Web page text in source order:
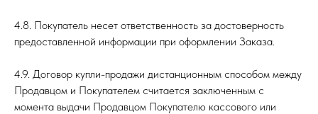
4.8. Покупатель несет ответственность за достоверность
предоставленной информации при оформлении Заказа.
4.9. Договор купли-продажи дистанционным способом между
Продавцом и Покупателем считается заключенным с
момента выдачи Продавцом Покупателю кассового или